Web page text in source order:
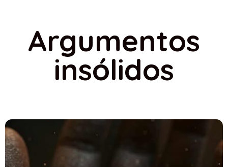
Argumentos
insólidos